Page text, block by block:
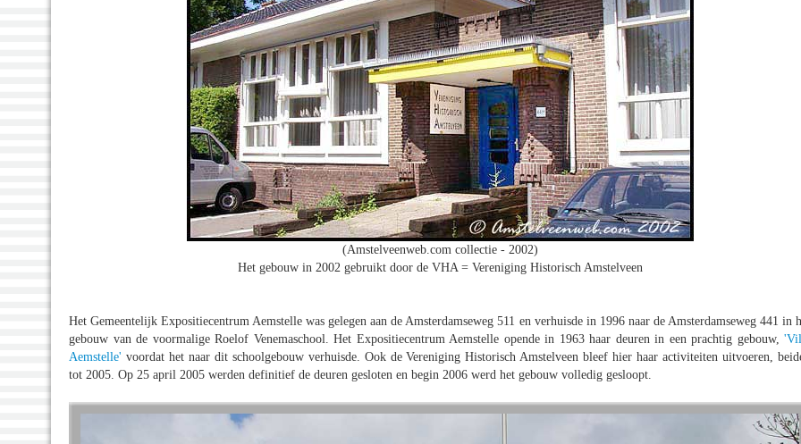
(Amstelveenweb.com collectie - 2002)
Het gebouw in 2002 gebruikt door de VHA = Vereniging Historisch Amstelveen
Het Gemeentelijk Expositiecentrum Aemstelle was gelegen aan de Amsterdamseweg 511 en verhuisde in 1996 naar de Amsterdamseweg 441 in
gebouw van de voormalige Roelof Venemaschool. Het Expositiecentrum Aemstelle opende in 1963 haar deuren in een prachtig gebouw,
Aemstelle' voordat het naar dit schoolgebouw verhuisde. Ook de Vereniging Historisch Amstelveen bleef hier haar activiteiten uitvoeren,
tot 2005. Op 25 april 2005 werden definitief de deuren gesloten en begin 2006 werd het gebouw volledig gesloopt.